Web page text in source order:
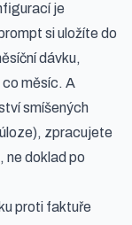
je
si uložíte do
dávku,
měsíc. A
smíšených
zpracujete
ne doklad po
proti faktuře